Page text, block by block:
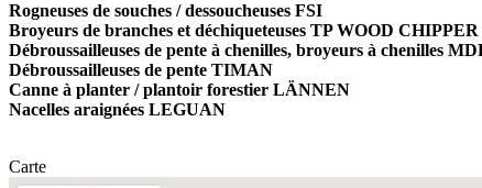
Rogneuses de souches / dessoucheuses FSI
Broyeurs de branches et déchiqueteuses TP WOOD CHIPPER
Débroussailleuses de pente à chenilles, broyeurs à chenilles
Débroussailleuses de pente TIMAN
Canne à planter / plantoir forestier LÄNNEN
Nacelles araignées LEGUAN
Carte